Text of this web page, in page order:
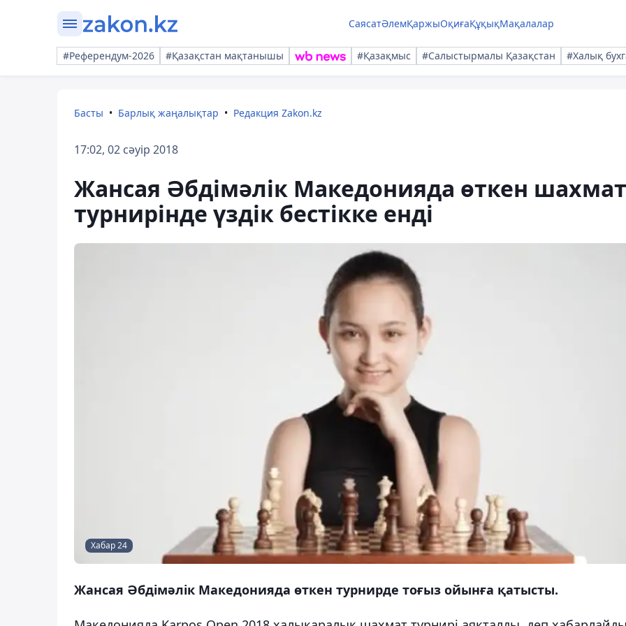
СаясатӘлемҚаржыОқиғаҚұқықМақалалар
#Референдум-2026 #Қазақстан мақтанышы #Қазақмыс #Салыстырмалы Қазақстан #Халық
Басты Барлық жаңалықтар Редакция Zakon.kz
17:02, 02 сәуір 2018
Жансая Әбдімәлік Македонияда өткен шахмат
турнирінде үздік бестікке енді
Хабар 24
Жансая Әбдімәлік Македонияда өткен турнирде тоғыз ойынға қатысты.